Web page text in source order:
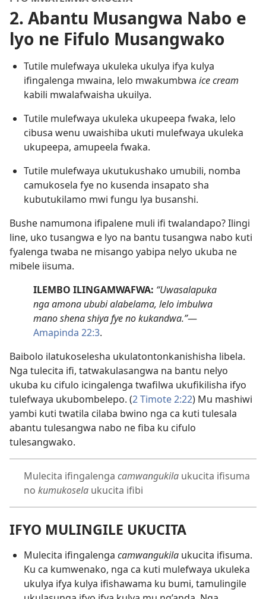
2. Abantu Musangwa Nabo e
lyo ne Fifulo Musangwako
Tutile mulefwaya ukuleka ukulya ifya kulya
ifingalenga mwaina, lelo mwakumbwa ice cream
kabili mwalafwaisha ukuilya.
Tutile mulefwaya ukuleka ukupeepa fwaka, lelo
cibusa wenu uwaishiba ukuti mulefwaya ukuleka
ukupeepa, amupeela fwaka.
Tutile mulefwaya ukutukushako umubili, nomba
camukosela fye no kusenda insapato sha
kubutukilamo mwi fungu lya busanshi.
Bushe namumona ifipalene muli ifi twalandapo? Ilingi
line, uko tusangwa e lyo na bantu tusangwa nabo kuti
fyalenga twaba ne misango yabipa nelyo ukuba ne
mibele iisuma.
ILEMBO ILINGAMWAFWA: “Uwasalapuka
nga amona ububi alabelama, lelo imbulwa
mano shena shiya fye no kukandwa.”—
Amapinda 22:3.
Baibolo ilatukoselesha ukulatontonkanishisha libela.
Nga tulecita ifi, tatwakulasangwa na bantu nelyo
ukuba ku cifulo icingalenga twafilwa ukufikilisha ifyo
tulefwaya ukubombelepo. (2 Timote 2:22) Mu mashiwi
yambi kuti twatila cilaba bwino nga ca kuti tulesala
abantu tulesangwa nabo ne fiba ku cifulo
tulesangwako.
Mulecita ifingalenga camwangukila ukucita ifisuma
no kumukosela ukucita ifibi
IFYO MULINGILE UKUCITA
Mulecita ifingalenga camwangukila ukucita ifisuma.
Ku ca kumwenako, nga ca kuti mulefwaya ukuleka
ukulya ifya kulya ifishawama ku bumi, tamulingile